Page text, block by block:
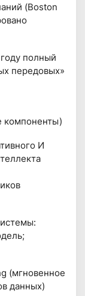
(Boston
полный
передовых»
компоненты)
И
(мгновенное
данных)